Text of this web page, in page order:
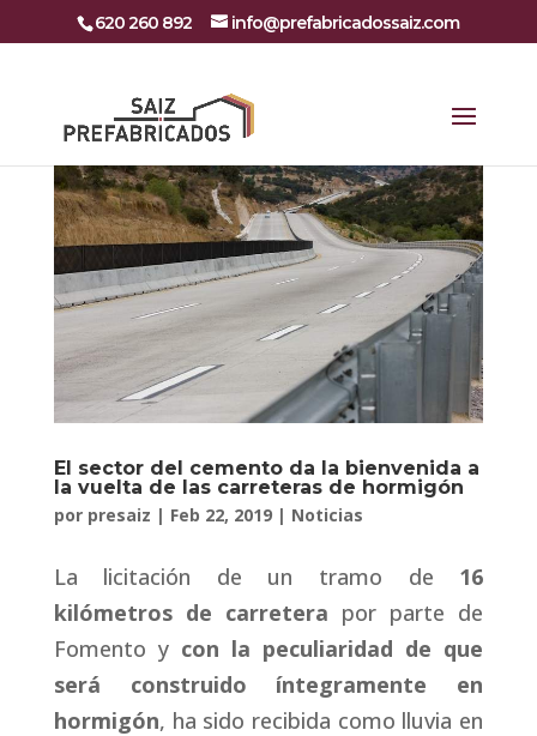
620 260 892 info@prefabricadossaiz.com
El sector del cemento da la bienvenida a
la vuelta de las carreteras de hormigón
por presaiz | Feb 22, 2019| Noticias
La licitación de un tramo de 16
kilómetros de carretera por parte de
Fomento y con la peculiaridad de que
será construido íntegramente en
hormigón, ha sido recibida como lluvia en